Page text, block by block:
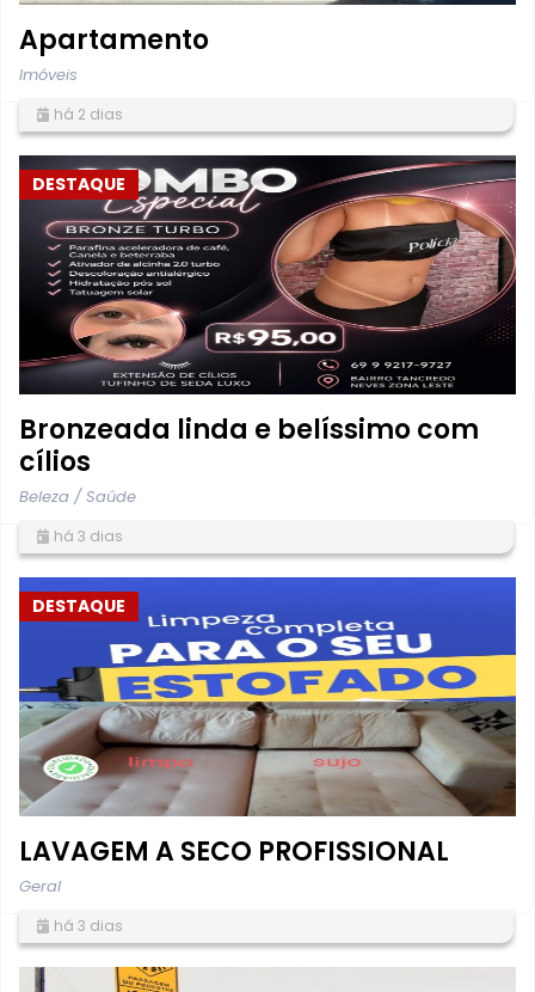
Apartamento
Imóveis
há 2 dias
DESTAQUE
Bronzeada linda e belíssimo com
cílios
Beleza / Saúde
há 3 dias
DESTAQUE
LAVAGEM A SECO PROFISSIONAL
Geral
há 3 dias